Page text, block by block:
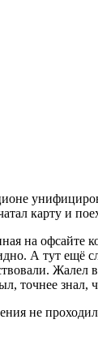
карту и
на
А тут ещё
точнее знал,
не